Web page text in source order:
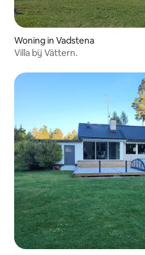
Woning in Vadstena
Villa bij Vättern.